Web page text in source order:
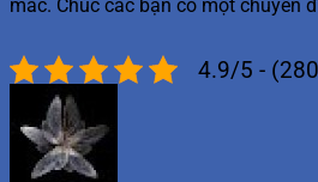
mắc. Chúc các bạn có một chuyến
4.9/5 -